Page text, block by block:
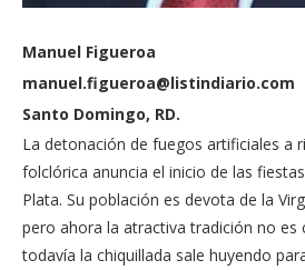
Manuel Figueroa
manuel.figueroa@listindiario.com
Santo Domingo, RD.
La detonación de fuegos artificiales a
folclórica anuncia el inicio de las
Plata. Su población es devota de la
pero ahora la atractiva tradición no es
todavía la chiquillada sale huyendo